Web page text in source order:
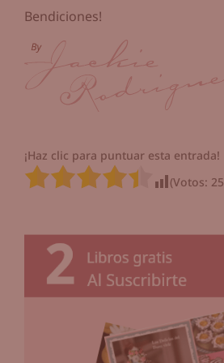
Bendiciones!
¡Haz clic para puntuar esta entrada!
(Votos: 25